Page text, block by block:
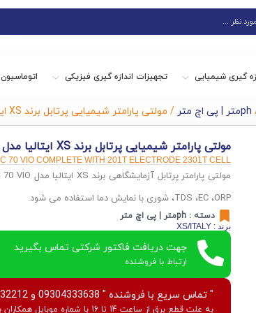
گیری شیمیایی تجهیزات اندازه گیری فیزیکی
phمتر | پی اچ متر / مولتی پارامتر شیمیایی پرتابل برند XS ایتالیا مدل PC 70 VIO
مولتی پارامتر شیمیایی پرتابل برند XS ایتالیا مدل PC 70 VIO
70 VIO COMPLETE WITH 201T ELECTRODE 2301T CELL
مولتی پارامتر پرتابل آزمایشگاهی برند XSایتالیا مدل 70 VIO
ORP، EC، TDS، شوری با نمایش دما استفاده می شود.
دسته : phمتر | پی اچ متر
برند : XS/ITALY
جهت دریافت فاکتور شرکتی تماس بگیرید
ارتباط با فروشنده
" تماس سریع با فروشنده " 09304333638 و 09357232212
به علت قطع برق از ساعت 14 تا 16 با شماره موبایل همکاران بخش فروش تماس بگیرید.